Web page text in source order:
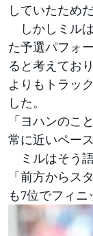
していたためだ
しかしミル
た予選パフォ
ると考えてお
よりもトラッ
した。
「ヨハンのこ
常に近いペー
ミルはそう語
「前方からス
も7位でフィニ